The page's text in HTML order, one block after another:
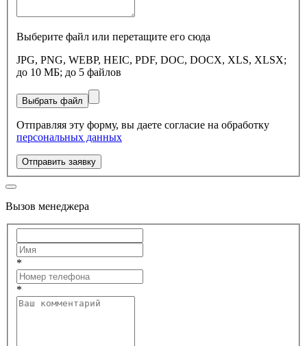
Выберите файл или перетащите его сюда
JPG, PNG, WEBP, HEIC, PDF, DOC, DOCX, XLS, XLSX;
до 10 МБ; до 5 файлов
Выбрать файл
Отправляя эту форму, вы даете согласие на обработку
персональных данных
Отправить заявку
Вызов менеджера
*
*